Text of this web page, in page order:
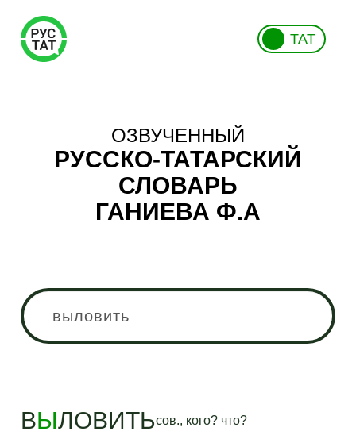
ТАТ
ОЗВУЧЕННЫЙ
РУССКО-ТАТАРСКИЙ
СЛОВАРЬ
ГАНИЕВА Ф.А
ВЫЛОВИТЬсов., кого? что?